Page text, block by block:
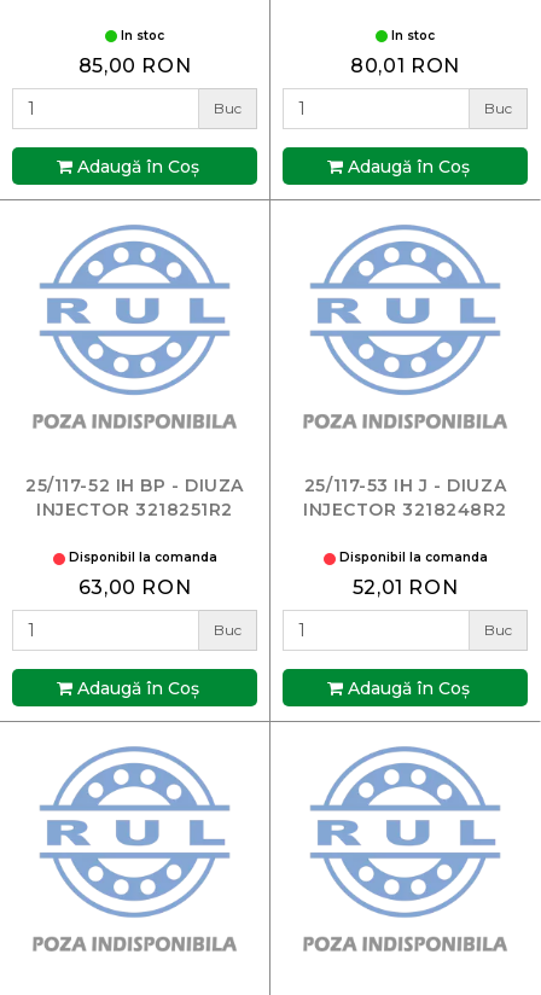
In stoc
85,00 RON
Buc
Adaugă în Coş
In stoc
80,01 RON
Buc
Adaugă în Coş
25/117-52 IH BP - DIUZA
INJECTOR 3218251R2
Disponibil la comanda
63,00 RON
Buc
Adaugă în Coş
25/117-53 IH J - DIUZA
INJECTOR 3218248R2
Disponibil la comanda
52,01 RON
Buc
Adaugă în Coş